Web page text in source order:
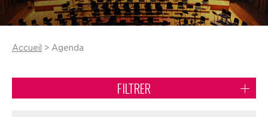
Accueil > Agenda
FILTRER